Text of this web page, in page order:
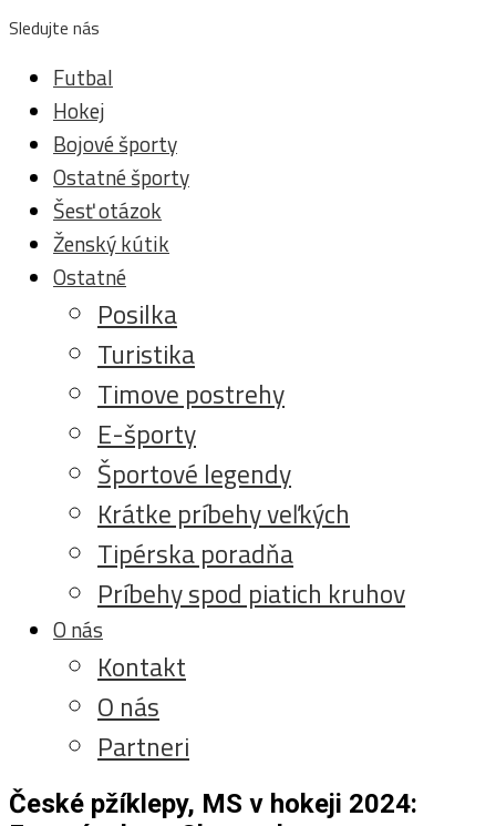
Sledujte nás
Futbal
Hokej
Bojové športy
Ostatné športy
Šesť otázok
Ženský kútik
Ostatné
Posilka
Turistika
Timove postrehy
E-športy
Športové legendy
Krátke príbehy veľkých
Tipérska poradňa
Príbehy spod piatich kruhov
O nás
Kontakt
O nás
Partneri
České pžíklepy, MS v hokeji 2024: